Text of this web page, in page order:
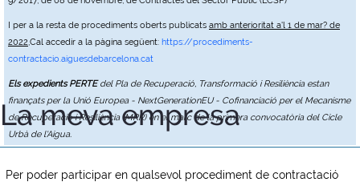
I per a la resta de procediments oberts publicats amb anterioritat a'l 1 de mar? de
2022,Cal accedir a la pàgina següent: https://procediments-
contractacio.aiguesdebarcelona.cat
Els expedients PERTEdel Pla de Recuperació, Transformació i Resiliència estan
finançats per la Unió Europea - NextGenerationEU - Cofinanciació per el Mecanisme
de Recuperació i Resiliència (MRR) en el marc de la primera convocatòria del Cicle
Urbà de l'Aigua.
La meva empresa
Per poder participar en qualsevol procediment de contractació